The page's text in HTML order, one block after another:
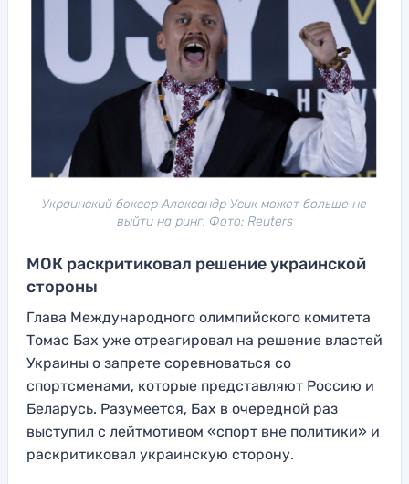
Украинский боксер Александр Усик может больше не
выйти на ринг. Фото: Reuters
МОК раскритиковал решение украинской
стороны
Глава Международного олимпийского комитета
Томас Бах уже отреагировал на решение властей
Украины о запрете соревноваться со
спортсменами, которые представляют Россию и
Беларусь. Разумеется, Бах в очередной раз
выступил с лейтмотивом «спорт вне политики» и
раскритиковал украинскую сторону.